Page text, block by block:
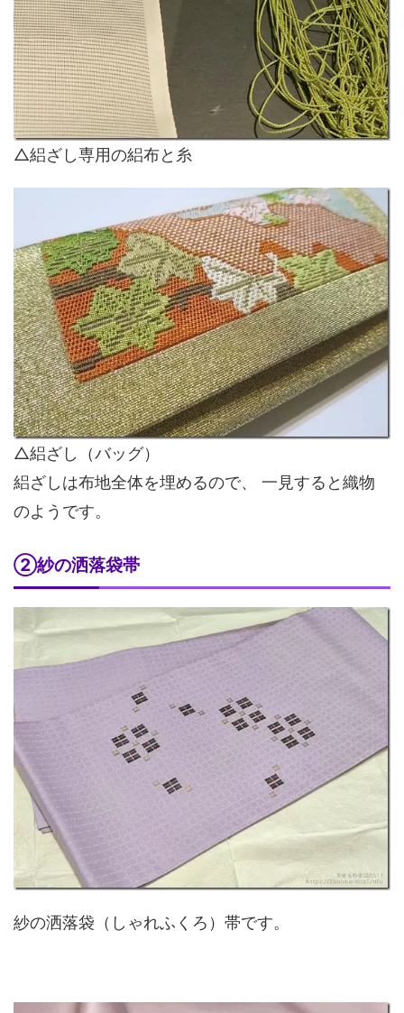
△絽ざし専用の絽布と糸
△絽ざし（バッグ）
絽ざしは布地全体を埋めるので、 一見すると織物
のようです。
②紗の洒落袋帯
紗の洒落袋（しゃれふくろ）帯です。